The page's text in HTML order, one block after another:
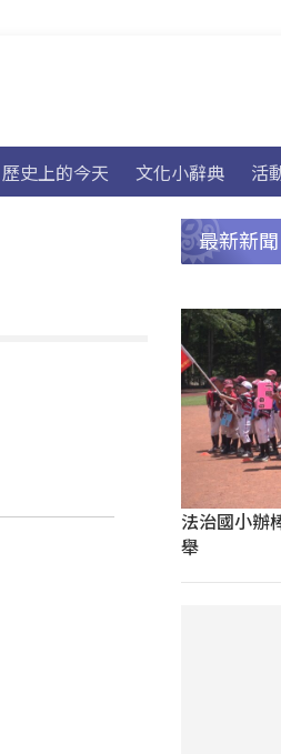
歷史上的今天 文化小辭典 活
最新新聞
法治國小辦
舉